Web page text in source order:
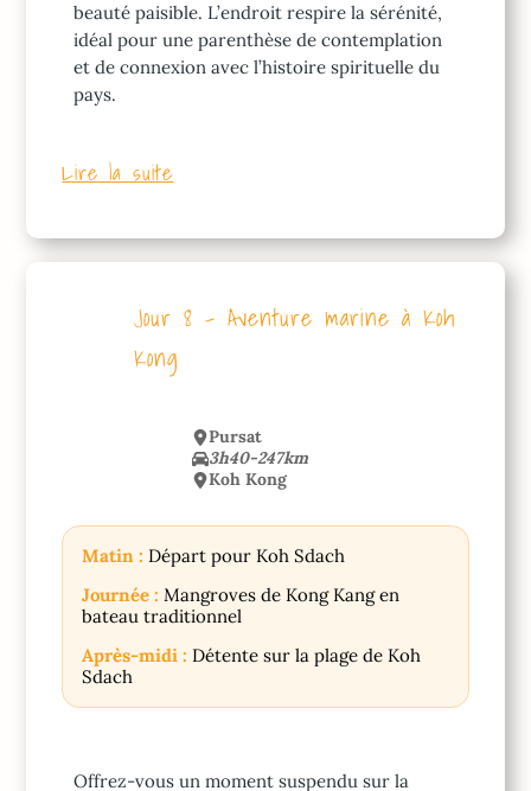
beauté paisible. L’endroit respire la sérénité,
idéal pour une parenthèse de contemplation
et de connexion avec l’histoire spirituelle du
pays.
Lire la suite
Jour 8 – Aventure marine à Koh
Kong
Pursat
3h40-247km
Koh Kong
Matin : Départ pour Koh Sdach
Journée : Mangroves de Kong Kang en
bateau traditionnel
Après-midi : Détente sur la plage de Koh
Sdach
Offrez-vous un moment suspendu sur la